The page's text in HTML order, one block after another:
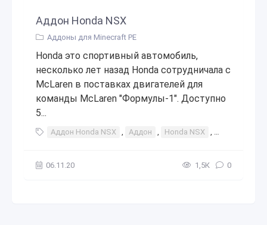
Аддон Honda NSX
Аддоны для Minecraft PE
Honda это спортивный автомобиль,
несколько лет назад Honda сотрудничала с
McLaren в поставках двигателей для
команды McLaren "Формулы-1". Доступно
5...
Аддон Honda NSX , Аддон , Honda NSX , аддоны
06.11.20 1,5К 0